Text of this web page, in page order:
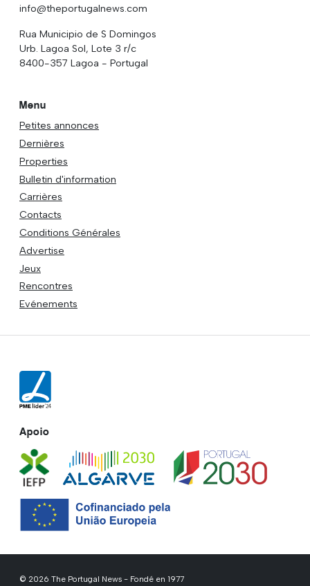
info@theportugalnews.com
Rua Municipio de S Domingos
Urb. Lagoa Sol, Lote 3 r/c
8400-357 Lagoa - Portugal
Menu
Petites annonces
Dernières
Properties
Bulletin d'information
Carrières
Contacts
Conditions Générales
Advertise
Jeux
Rencontres
Evénements
Apoio
© 2026 The Portugal News - Fondé en 1977